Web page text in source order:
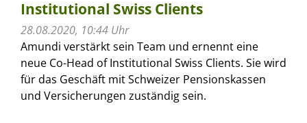
Institutional Swiss Clients
28.08.2020, 10:44 Uhr
Amundi verstärkt sein Team und ernennt eine
neue Co-Head of Institutional Swiss Clients. Sie wird
für das Geschäft mit Schweizer Pensionskassen
und Versicherungen zuständig sein.